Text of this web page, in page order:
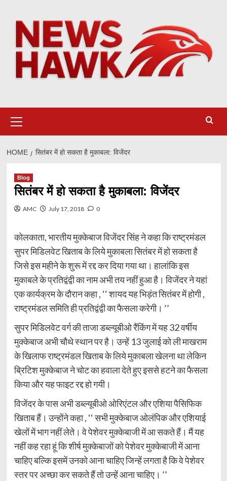
content
Menu
HOME सितंबर में हो सकता है मुकाबला: विजेंदर
Blog
सितंबर में हो सकता है मुकाबला: विजेंदर
AMC July 17, 2018 0
कोलकाता, भारतीय मुक्केबाज विजेंदर सिंह ने कहा कि राष्ट्रमंडल
सुपर मिडिलवेट खिताब के लिये मुकाबला सितंबर में हो सकता है
जिसे इस महीने के शुरू में रद्द कर दिया गया था। हालांकि इस
मुकाबले के प्रतिद्वंद्वी का नाम अभी तय नहीं हुआ है। विजेंदर ने यहां
एक कार्यक्रम के दौरान कहा , ‘‘ शायद यह भिड़ंत सितंबर में होगी ,
राष्ट्रमंडल समिति ही प्रतिद्वंद्वी का फैसला करेगी। ’’
सुपर मिडिलवेट वर्ग की ताजा डब्ल्यूबीओ रैंकिंग में यह 32 वर्षीय
मुक्केबाज अभी चौथे स्थान पर है। उन्हें 13 जुलाई को ली माखराम
के खिलाफ राष्ट्रमंडल खिताब के लिये मुकाबला खेलना था लेकिन
ब्रिटिश मुक्केबाज ने चोट का हवाला देते हुए इससे हटने का फैसला
किया और यह फाइट रद्द हो गयी।
विजेंदर के पास अभी डब्ल्यूबीओ ओरिएंटल और एशिया पैसिफिक
खिताब हैं। उन्होंने कहा , ‘‘ सभी मुक्केबाज ओलंपिक और एशियाई
खेलों में भाग नहीं लेते। वे पेशेवर मुक्केबाजी में आ सकते हैं। मैं यह
नहीं कह रहा हूं कि शीर्ष मुक्केबाजों को पेशेवर मुक्केबाजी में आना
चाहिए बल्कि इसमें उनको आना चाहिए जिन्हें लगता है कि वे पेशेवर
स्तर पर अच्छा कर सकते हैं तो उन्हें आना चाहिए। ’’